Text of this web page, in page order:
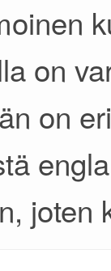
on
on
joten